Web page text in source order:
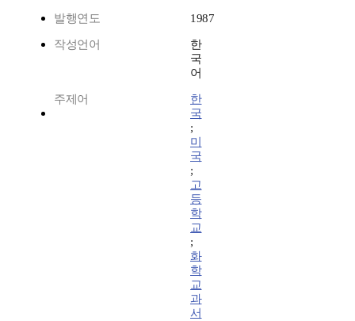
발행연도 1987
작성언어
한
국
어
주제어
한
국
;
미
국
;
고
등
학
교
;
화
학
교
과
서